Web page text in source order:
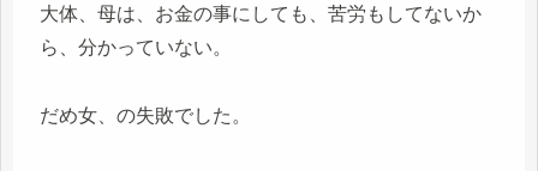
大体、母は、お金の事にしても、苦労もしてないか
ら、分かっていない。
だめ女、の失敗でした。